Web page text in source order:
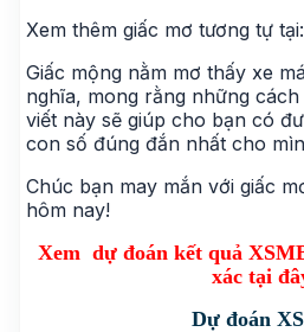
Xem thêm giấc mơ tương tự tại:
Giấc mộng nằm mơ thấy xe
nghĩa, mong rằng những
viết này sẽ giúp cho bạn có
con số đúng đắn nhất cho
Chúc bạn may mắn với giấc
hôm nay!
Xem dự đoán kết quả
xác tại
Dự đoán